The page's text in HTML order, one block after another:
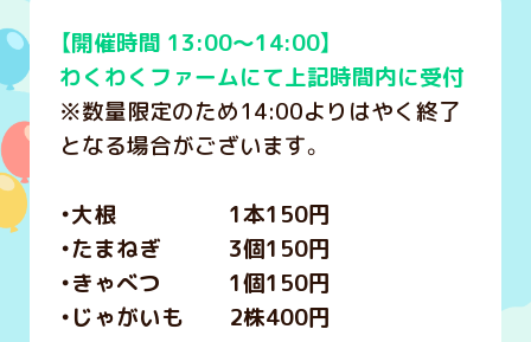
【開催時間 13:00～14:00】
わくわくファームにて上記時間内に受付
※数量限定のため14:00よりはやく終了
となる場合がございます。
・大根 1本150円
・たまねぎ 3個150円
・きゃべつ 1個150円
・じゃがいも 2株400円